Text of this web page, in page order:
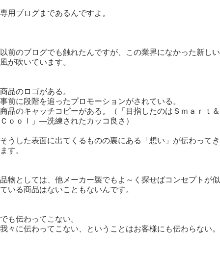
専用ブログまであるんですよ。
以前のブログでも触れたんですが、この業界になかった新しい
風が吹いています。
商品のロゴがある。
事前に段階を追ったプロモーションがされている。
商品のキャッチコピーがある。（「目指したのはＳｍａｒｔ＆
Ｃｏｏｌ」―洗練されたカッコ良さ）
そうした表面に出てくるものの裏にある「想い」が伝わってき
ます。
品物としては、他メーカー製でもよ～く探せばコンセプトが似
ている商品はないこともないんです。
でも伝わってこない。
我々に伝わってこない、ということはお客様にも伝わらない。